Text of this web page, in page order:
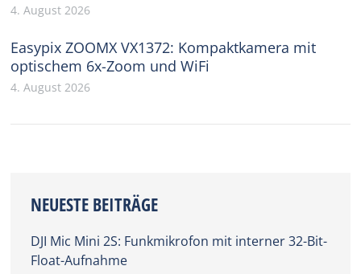
4. August 2026
Easypix ZOOMX VX1372: Kompaktkamera mit
optischem 6x-Zoom und WiFi
4. August 2026
NEUESTE BEITRÄGE
DJI Mic Mini 2S: Funkmikrofon mit interner 32-Bit-
Float-Aufnahme